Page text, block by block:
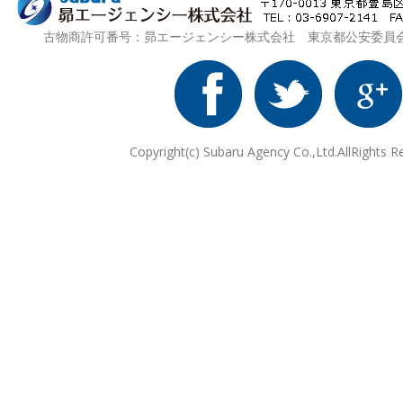
古物商許可番号：昴エージェンシー株式会社 東京都公安委
Copyright(c) Subaru Agency Co.,Ltd.AllRights